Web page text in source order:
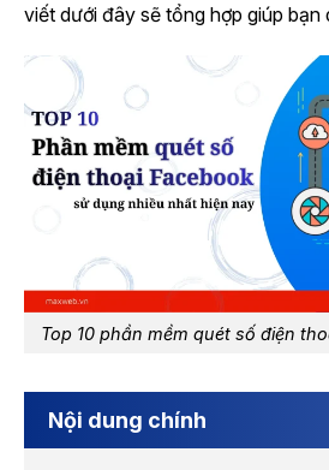
viết dưới đây sẽ tổng hợp giúp bạn
Top 10 phần mềm quét số điện
Nội dung chính